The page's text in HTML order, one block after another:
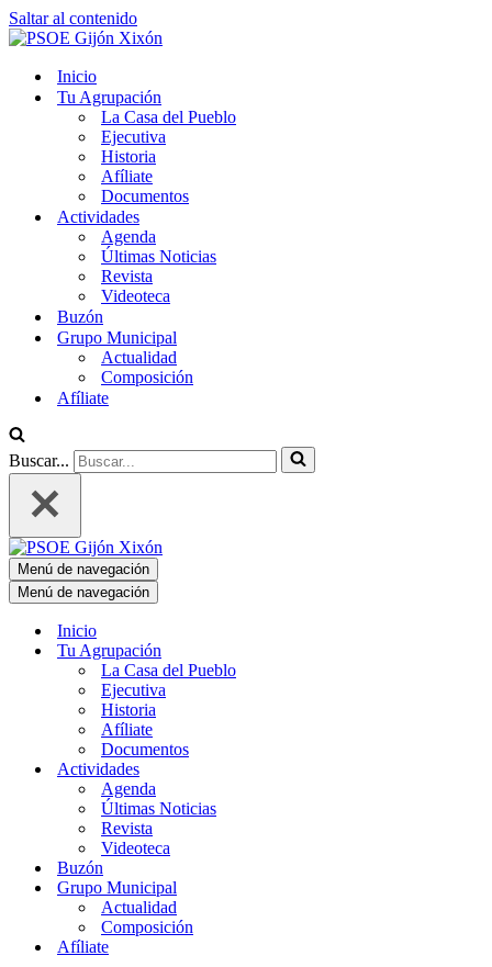
Saltar al contenido
Inicio
Tu Agrupación
La Casa del Pueblo
Ejecutiva
Historia
Afíliate
Documentos
Actividades
Agenda
Últimas Noticias
Revista
Videoteca
Buzón
Grupo Municipal
Actualidad
Composición
Afíliate
Buscar...
Menú de navegación
Menú de navegación
Inicio
Tu Agrupación
La Casa del Pueblo
Ejecutiva
Historia
Afíliate
Documentos
Actividades
Agenda
Últimas Noticias
Revista
Videoteca
Buzón
Grupo Municipal
Actualidad
Composición
Afíliate